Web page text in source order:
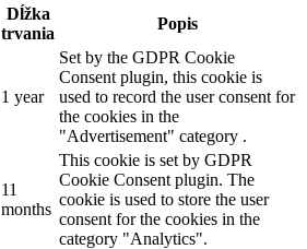
Dĺžka
trvania
Popis
1 year
Set by the GDPR Cookie
Consent plugin, this cookie is
used to record the user consent for
the cookies in the
"Advertisement" category .
11
months
This cookie is set by GDPR
Cookie Consent plugin. The
cookie is used to store the user
consent for the cookies in the
category "Analytics".